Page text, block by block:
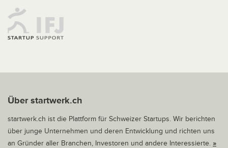
Über startwerk.ch
startwerk.ch ist die Plattform für Schweizer Startups. Wir berichten
über junge Unternehmen und deren Entwicklung und richten uns
an Gründer aller Branchen, Investoren und andere Interessierte. »